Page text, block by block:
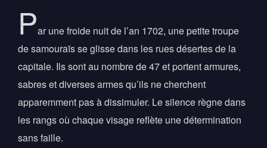
Par une froide nuit de l’an 1702, une petite troupe
de samouraïs se glisse dans les rues désertes de la
capitale. Ils sont au nombre de 47 et portent armures,
sabres et diverses armes qu’ils ne cherchent
apparemment pas à dissimuler. Le silence règne dans
les rangs où chaque visage reflète une détermination
sans faille.